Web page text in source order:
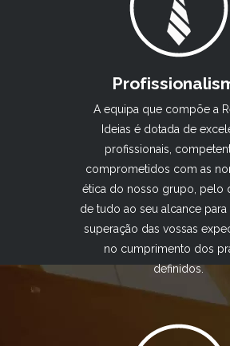
A equipa que compõe a
Ideias é dotada de
profissionais,
comprometidos com as
ética do nosso grupo, pelo
de tudo ao seu alcance para
superação das vossas
no cumprimento dos
definidos.